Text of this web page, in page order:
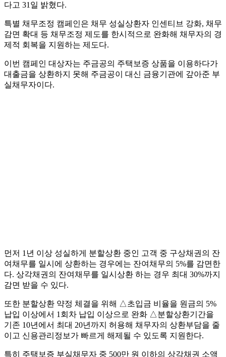
다고 31일 밝혔다.
특별 채무조정 캠페인은 채무 성실상환자 인센티브 강화, 채무
감면 확대 등 채무조정 제도를 한시적으로 완화해 채무자의 경
제적 회복을 지원하는 제도다.
이번 캠페인 대상자는 주금공의 주택보증 상품을 이용하다가
대출금을 상환하지 못해 주금공이 대신 금융기관에 갚아준 부
실채무자이다.
먼저 1년 이상 성실하게 분할상환 중인 고객 중 구상채권의 잔
여채무를 일시에 상환하는 경우에는 잔여채무의 5%를 감면한
다. 상각채권의 잔여채무를 일시상환 하는 경우 최대 30%까지
감면 받을 수 있다.
또한 분할상환 약정 체결을 위해 △초입금 비율을 원금의 5%
납입 이상에서 1회차 납입 이상으로 완화 △분할상환기간을
기존 10년에서 최대 20년까지 허용해 채무자의 상환부담을 줄
이고 신용관리정보가 빠르게 해제될 수 있도록 지원한다.
특히 주택보증 부실채무자 중 500만 원 이하의 상각채권 소액